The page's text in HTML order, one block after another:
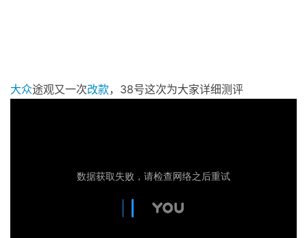
大众途观又一次改款，38号这次为大家详细测评